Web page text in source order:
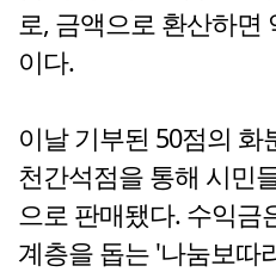
로, 금액으로 환산하면
이다.
이날 기부된 50점의 화
천간석점을 통해 시민
으로 판매됐다. 수익금
계층을 돕는 '나눔보따